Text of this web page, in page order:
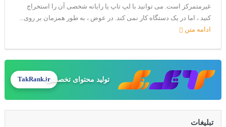
غیرمتمرکز است. می توانید با لپ تاپ یا رایانه شخصی آن را استخراج
کنید ، اما در یک دستگاه کار نمی کند. در عوض ، به طور همزمان بر روی...
ادامه متن
تولید محتوای تخصصیTakRank.ir
تبلیغات